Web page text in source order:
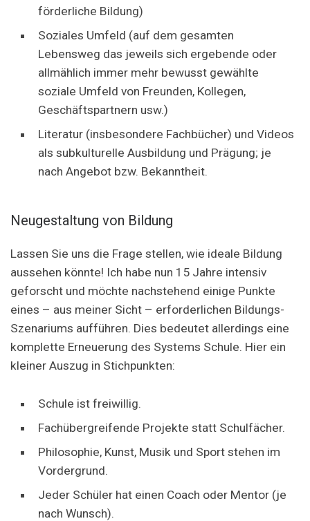
förderliche Bildung)
Soziales Umfeld (auf dem gesamten
Lebensweg das jeweils sich ergebende oder
allmählich immer mehr bewusst gewählte
soziale Umfeld von Freunden, Kollegen,
Geschäftspartnern usw.)
Literatur (insbesondere Fachbücher) und Videos
als subkulturelle Ausbildung und Prägung; je
nach Angebot bzw. Bekanntheit.
Neugestaltung von Bildung
Lassen Sie uns die Frage stellen, wie ideale Bildung
aussehen könnte! Ich habe nun 15 Jahre intensiv
geforscht und möchte nachstehend einige Punkte
eines – aus meiner Sicht – erforderlichen Bildungs-
Szenariums aufführen. Dies bedeutet allerdings eine
komplette Erneuerung des Systems Schule. Hier ein
kleiner Auszug in Stichpunkten:
Schule ist freiwillig.
Fachübergreifende Projekte statt Schulfächer.
Philosophie, Kunst, Musik und Sport stehen im
Vordergrund.
Jeder Schüler hat einen Coach oder Mentor (je
nach Wunsch).